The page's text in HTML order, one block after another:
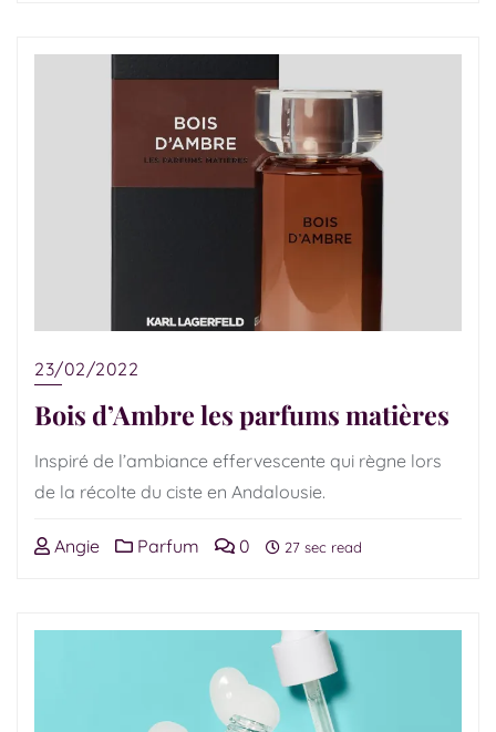
23/02/2022
Bois d’Ambre les parfums matières
Inspiré de l’ambiance effervescente qui règne lors
de la récolte du ciste en Andalousie.
Angie Parfum 0 27 sec read